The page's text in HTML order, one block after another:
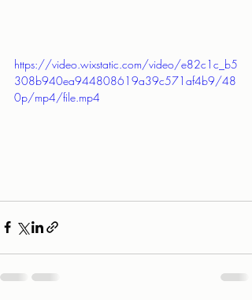
https://video.wixstatic.com/video/e82c1c_b5
308b940ea944808619a39c571af4b9/48
0p/mp4/file.mp4